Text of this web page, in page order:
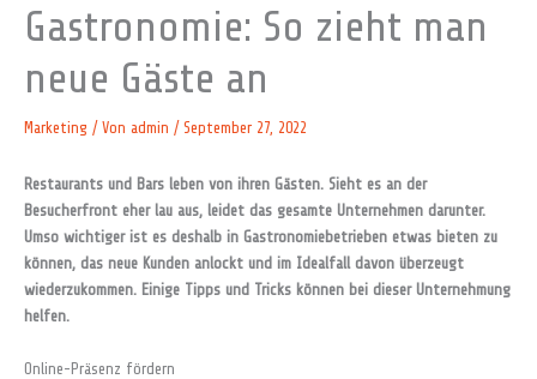
Gastronomie: So zieht man
neue Gäste an
Marketing / Von admin / September 27, 2022
Restaurants und Bars leben von ihren Gästen. Sieht es an der
Besucherfront eher lau aus, leidet das gesamte Unternehmen darunter.
Umso wichtiger ist es deshalb in Gastronomiebetrieben etwas bieten zu
können, das neue Kunden anlockt und im Idealfall davon überzeugt
wiederzukommen. Einige Tipps und Tricks können bei dieser Unternehmung
helfen.
Online-Präsenz fördern